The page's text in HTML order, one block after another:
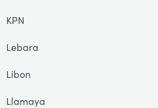
KPN
Lebara
Libon
Llamaya